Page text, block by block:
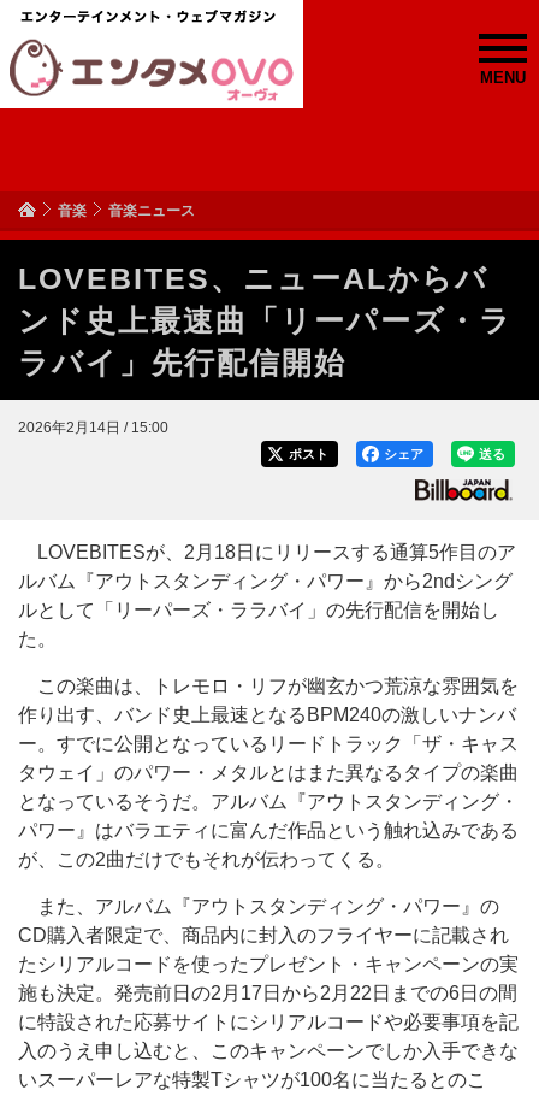
MENU
音楽 音楽ニュース
LOVEBITES、ニューALからバ
ンド史上最速曲「リーパーズ・ラ
ラバイ」先行配信開始
2026年2月14日 / 15:00
送る
シェア
ポスト
LOVEBITESが、2月18日にリリースする通算5作目のア
ルバム『アウトスタンディング・パワー』から2ndシング
ルとして「リーパーズ・ララバイ」の先行配信を開始し
た。
この楽曲は、トレモロ・リフが幽玄かつ荒涼な雰囲気を
作り出す、バンド史上最速となるBPM240の激しいナンバ
ー。すでに公開となっているリードトラック「ザ・キャス
タウェイ」のパワー・メタルとはまた異なるタイプの楽曲
となっているそうだ。アルバム『アウトスタンディング・
パワー』はバラエティに富んだ作品という触れ込みである
が、この2曲だけでもそれが伝わってくる。
また、アルバム『アウトスタンディング・パワー』の
CD購入者限定で、商品内に封入のフライヤーに記載され
たシリアルコードを使ったプレゼント・キャンペーンの実
施も決定。発売前日の2月17日から2月22日までの6日の間
に特設された応募サイトにシリアルコードや必要事項を記
入のうえ申し込むと、このキャンペーンでしか入手できな
いスーパーレアな特製Tシャツが100名に当たるとのこ